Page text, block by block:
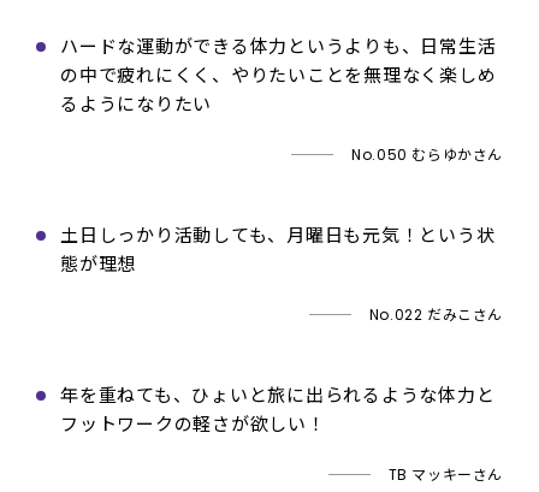
ハードな運動ができる体力というよりも、日常生活
の中で疲れにくく、やりたいことを無理なく楽しめ
るようになりたい
No.050 むらゆかさん
土日しっかり活動しても、月曜日も元気！という状
態が理想
No.022 だみこさん
年を重ねても、ひょいと旅に出られるような体力と
フットワークの軽さが欲しい！
TB マッキーさん